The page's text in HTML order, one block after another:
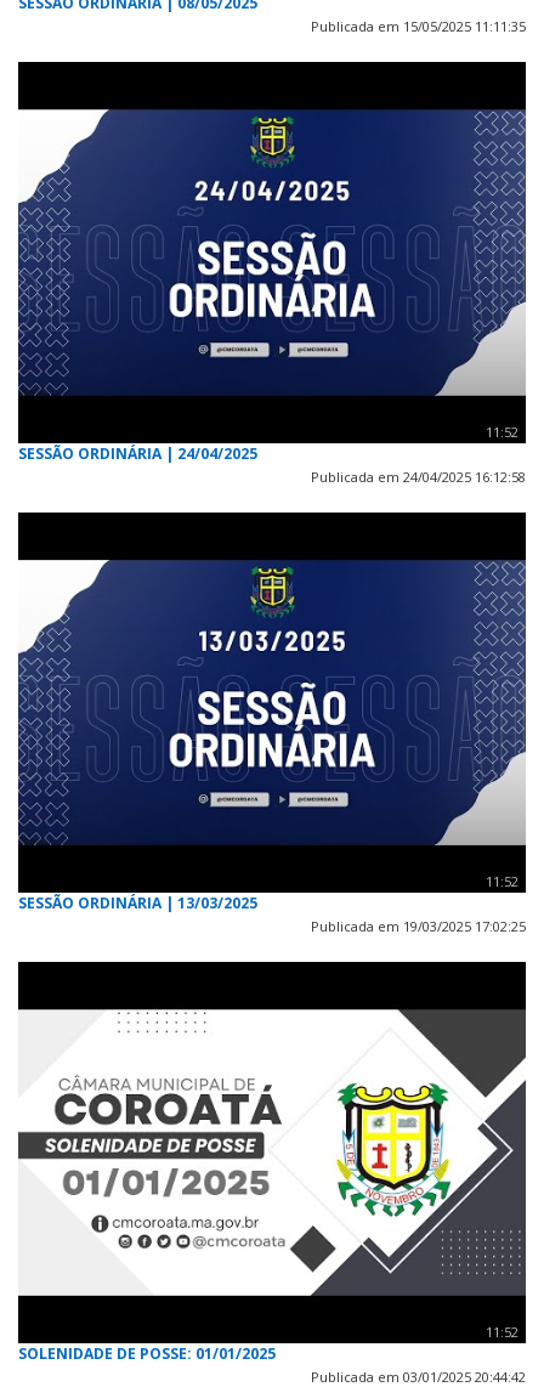
Publicada em 15/05/2025 11:11:35
11:52
SESSÃO ORDINÁRIA | 24/04/2025
Publicada em 24/04/2025 16:12:58
11:52
SESSÃO ORDINÁRIA | 13/03/2025
Publicada em 19/03/2025 17:02:25
11:52
SOLENIDADE DE POSSE: 01/01/2025
Publicada em 03/01/2025 20:44:42